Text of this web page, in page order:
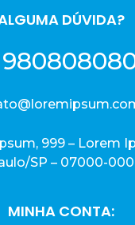
DÚVIDA?
999 – Lorem
SP – 07000-000
MINHA CONTA: